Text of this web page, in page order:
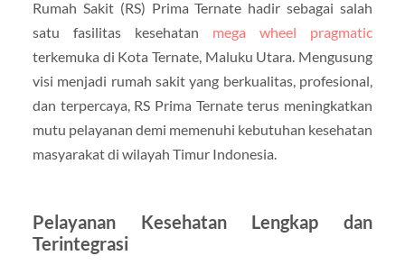
Rumah Sakit (RS) Prima Ternate hadir sebagai salah
satu fasilitas kesehatan mega wheel pragmatic
terkemuka di Kota Ternate, Maluku Utara. Mengusung
visi menjadi rumah sakit yang berkualitas, profesional,
dan terpercaya, RS Prima Ternate terus meningkatkan
mutu pelayanan demi memenuhi kebutuhan kesehatan
masyarakat di wilayah Timur Indonesia.
Pelayanan Kesehatan Lengkap dan
Terintegrasi